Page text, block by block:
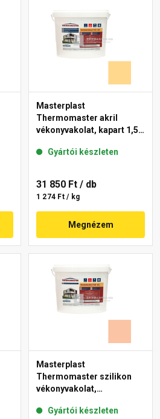
Masterplast
Thermomaster akril
vékonyvakolat, kapart 1,5
Gyártói készleten
31 850 Ft / db
1 274 Ft / kg
Megnézem
Masterplast
Thermomaster szilikon
vékonyvakolat,
11-D 25 kg
Gyártói készleten